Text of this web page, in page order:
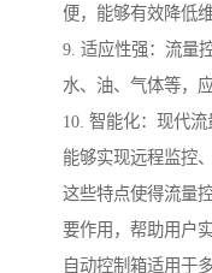
便，能够有效降低
9. 适应性强：流量
水、油、气体等，
10. 智能化：现代流
能够实现远程监控
这些特点使得流量
要作用，帮助用户
自动控制箱适用于